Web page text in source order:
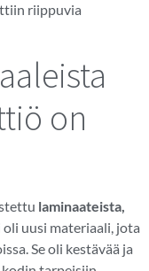
riippuvia
on
laminaateista,
oli uusi materiaali, jota
Se oli kestävää ja